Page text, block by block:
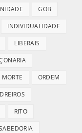
GOB
INDIVIDUALIDADE
LIBERAIS
MORTE ORDEM
RITO